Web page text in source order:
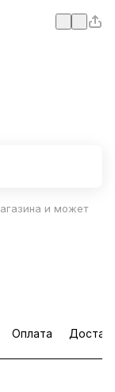
и может
Оплата